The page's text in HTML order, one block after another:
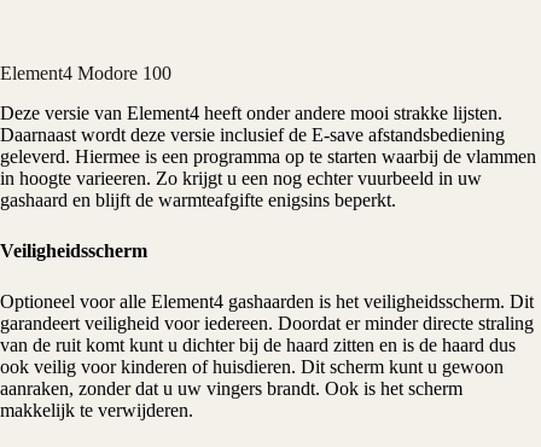
Element4 Modore 100
Deze versie van Element4 heeft onder andere mooi strakke lijsten.
Daarnaast wordt deze versie inclusief de E-save afstandsbediening
geleverd. Hiermee is een programma op te starten waarbij de vlammen
in hoogte varieeren. Zo krijgt u een nog echter vuurbeeld in uw
gashaard en blijft de warmteafgifte enigsins beperkt.
Veiligheidsscherm
Optioneel voor alle Element4 gashaarden is het veiligheidsscherm. Dit
garandeert veiligheid voor iedereen. Doordat er minder directe straling
van de ruit komt kunt u dichter bij de haard zitten en is de haard dus
ook veilig voor kinderen of huisdieren. Dit scherm kunt u gewoon
aanraken, zonder dat u uw vingers brandt. Ook is het scherm
makkelijk te verwijderen.